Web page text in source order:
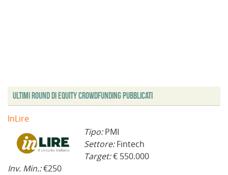
Ultimi Round di Equity Crowdfunding Pubblicati
InLire
Tipo:PMI
Settore:Fintech
Target:€ 550.000
Inv. Min.:€250